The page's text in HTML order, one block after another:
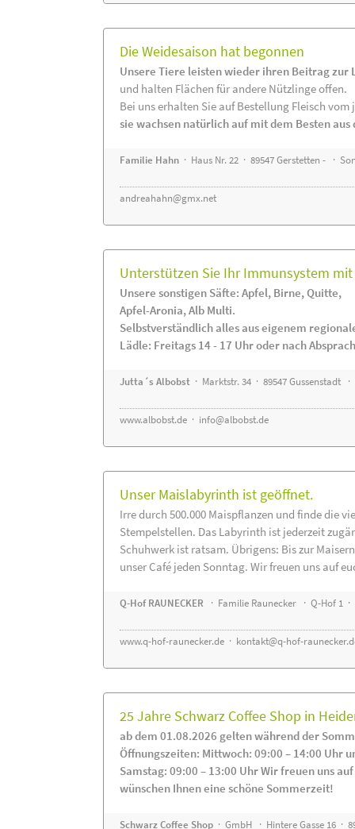
Die Weidesaison hat begonnen
Unsere Tiere leisten wieder ihren Beitrag zur
und halten Flächen für andere Nützlinge offen.
Bei uns erhalten Sie auf Bestellung Fleisch
sie wachsen natürlich auf mit dem Besten aus
Familie Hahn · Haus Nr. 22 · 89547 Gerstetten - ·
andreahahn@gmx.net
Unterstützen Sie Ihr Immunsystem
Unsere sonstigen Säfte: Apfel, Birne, Quitte,
Apfel-Aronia, Alb Multi.
Selbstverständlich alles aus eigenem
Lädle: Freitags 14 - 17 Uhr oder nach
Jutta´s Albobst · Marktstr. 34 · 89547 Gussenstadt ·
www.albobst.de · info@albobst.de
Unser Maislabyrinth ist geöffnet.
Irre durch 500.000 Maispflanzen und finde die
Stempelstellen. Das Labyrinth ist jederzeit
Schuhwerk ist ratsam. Übrigens: Bis zur
unser Café jeden Sonntag. Wir freuen uns auf
Q-Hof RAUNECKER · Familie Raunecker · Q-Hof 1
www.q-hof-raunecker.de · kontakt@q-hof-
25 Jahre Schwarz Coffee Shop in
ab dem 01.08.2026 gelten während der
Öffnungszeiten: Mittwoch: 09:00 – 14:00 Uhr
Samstag: 09:00 – 13:00 Uhr Wir freuen uns
wünschen Ihnen eine schöne Sommerzeit!
Schwarz Coffee Shop · GmbH · Hintere Gasse 16 ·